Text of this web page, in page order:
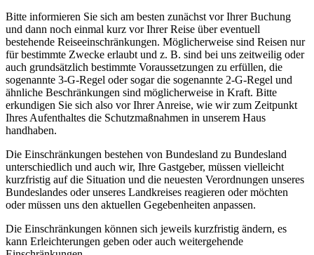
Bitte informieren Sie sich am besten zunächst vor Ihrer Buchung
und dann noch einmal kurz vor Ihrer Reise über eventuell
bestehende Reiseeinschränkungen. Möglicherweise sind Reisen nur
für bestimmte Zwecke erlaubt und z. B. sind bei uns zeitweilig oder
auch grundsätzlich bestimmte Voraussetzungen zu erfüllen, die
sogenannte 3-G-Regel oder sogar die sogenannte 2-G-Regel und
ähnliche Beschränkungen sind möglicherweise in Kraft. Bitte
erkundigen Sie sich also vor Ihrer Anreise, wie wir zum Zeitpunkt
Ihres Aufenthaltes die Schutzmaßnahmen in unserem Haus
handhaben.
Die Einschränkungen bestehen von Bundesland zu Bundesland
unterschiedlich und auch wir, Ihre Gastgeber, müssen vielleicht
kurzfristig auf die Situation und die neuesten Verordnungen unseres
Bundeslandes oder unseres Landkreises reagieren oder möchten
oder müssen uns den aktuellen Gegebenheiten anpassen.
Die Einschränkungen können sich jeweils kurzfristig ändern, es
kann Erleichterungen geben oder auch weitergehende